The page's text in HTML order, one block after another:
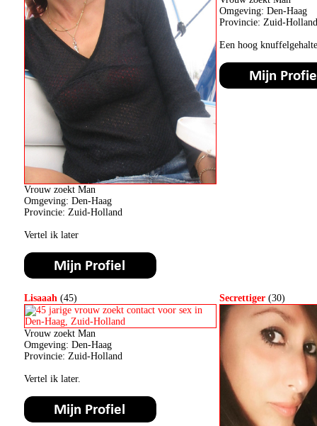
Vrouw zoekt Man
Omgeving: Den-Haag
Provincie: Zuid-Holland
Vertel ik later
Omgeving: Den-Haag
Provincie: Zuid-Holland
Een hoog
Lisaaah (45)
Vrouw zoekt Man
Omgeving: Den-Haag
Provincie: Zuid-Holland
Vertel ik later.
Secrettiger (30)